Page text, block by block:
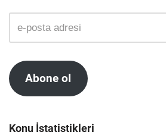
Abone ol
Konu İstatistikleri